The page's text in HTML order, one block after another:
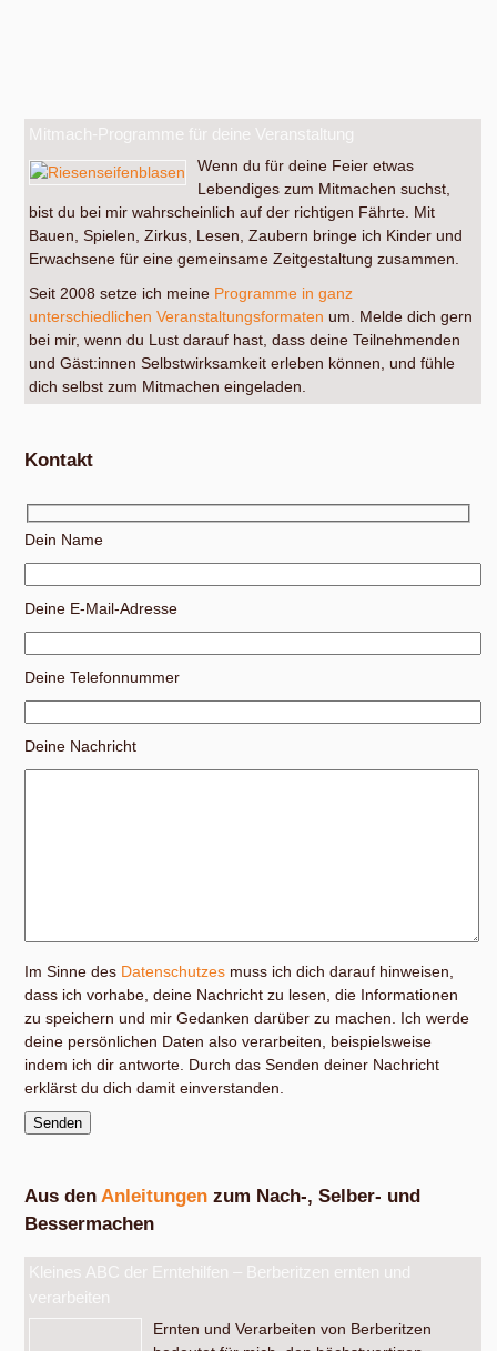
Mitmach-Programme für deine Veranstaltung
Wenn du für deine Feier etwas
Lebendiges zum Mitmachen suchst,
bist du bei mir wahrscheinlich auf der richtigen Fährte. Mit
Bauen, Spielen, Zirkus, Lesen, Zaubern bringe ich Kinder und
Erwachsene für eine gemeinsame Zeitgestaltung zusammen.
Seit 2008 setze ich meine Programme in ganz
unterschiedlichen Veranstaltungsformaten um. Melde dich gern
bei mir, wenn du Lust darauf hast, dass deine Teilnehmenden
und Gäst:innen Selbstwirksamkeit erleben können, und fühle
dich selbst zum Mitmachen eingeladen.
Kontakt
Dein Name
Deine E-Mail-Adresse
Deine Telefonnummer
Deine Nachricht
Im Sinne des Datenschutzes muss ich dich darauf hinweisen,
dass ich vorhabe, deine Nachricht zu lesen, die Informationen
zu speichern und mir Gedanken darüber zu machen. Ich werde
deine persönlichen Daten also verarbeiten, beispielsweise
indem ich dir antworte. Durch das Senden deiner Nachricht
erklärst du dich damit einverstanden.
Aus denAnleitungen zum Nach-, Selber- und
Bessermachen
Kleines ABC der Erntehilfen – Berberitzen ernten und
verarbeiten
Ernten und Verarbeiten von Berberitzen